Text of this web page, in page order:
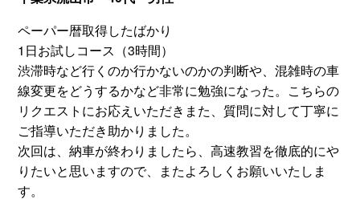
ペーパー暦取得したばかり
1日お試しコース（3時間）
渋滞時など行くのか行かないのかの判断や、混雑時の車
線変更をどうするかなど非常に勉強になった。こちらの
リクエストにお応えいただきまた、質問に対して丁寧に
ご指導いただき助かりました。
次回は、納車が終わりましたら、高速教習を徹底的にや
りたいと思いますので、またよろしくお願いいたしま
す。